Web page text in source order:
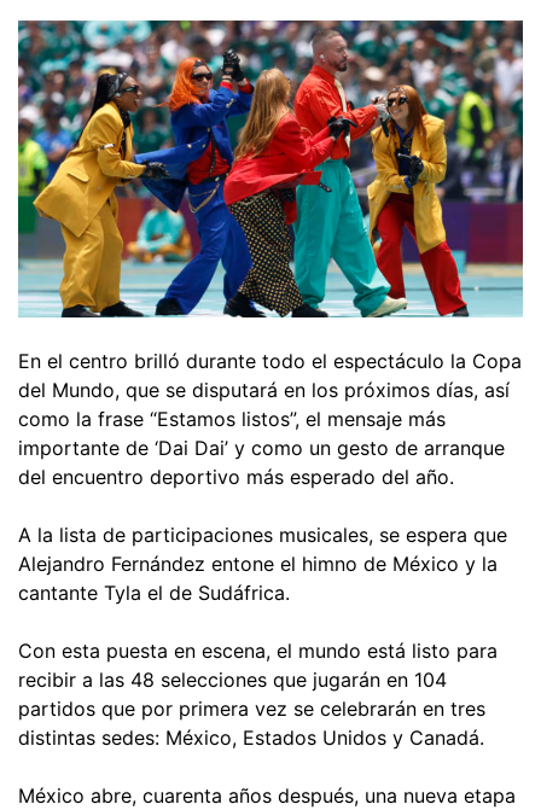
En el centro brilló durante todo el espectáculo la Copa
del Mundo, que se disputará en los próximos días, así
como la frase “Estamos listos”, el mensaje más
importante de ‘Dai Dai’ y como un gesto de arranque
del encuentro deportivo más esperado del año.
A la lista de participaciones musicales, se espera que
Alejandro Fernández entone el himno de México y la
cantante Tyla el de Sudáfrica.
Con esta puesta en escena, el mundo está listo para
recibir a las 48 selecciones que jugarán en 104
partidos que por primera vez se celebrarán en tres
distintas sedes: México, Estados Unidos y Canadá.
México abre, cuarenta años después, una nueva etapa